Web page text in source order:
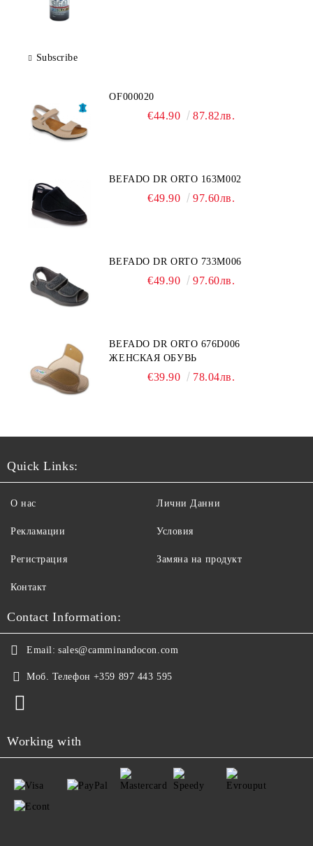
Subscribe
OF000020
€44.90 87.82лв.
BEFADO DR ORTO 163M002
€49.90 97.60лв.
BEFADO DR ORTO 733M006
€49.90 97.60лв.
BEFADO DR ORTO 676D006
ЖЕНСКАЯ ОБУВЬ
€39.90 78.04лв.
Quick Links:
О нас
Рекламации
Регистрация
Контакт
Лични Данни
Условия
Замяна на продукт
Contact Information:
Email: sales@camminandocon.com
Моб. Телефон +359 897 443 595
Working with